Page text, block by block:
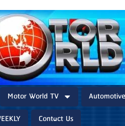
Motor World TV
Contact Us